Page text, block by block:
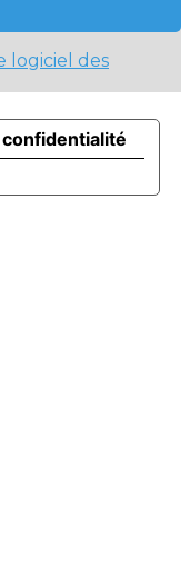
logiciel des